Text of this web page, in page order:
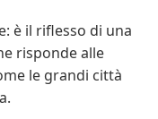
è il riflesso di una
risponde alle
le grandi città